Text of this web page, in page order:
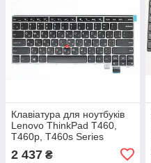
Клавіатура для ноутбуків
Lenovo ThinkPad T460,
T460p, T460s Series
рамкою з трекпоінтом
2 437 ₴